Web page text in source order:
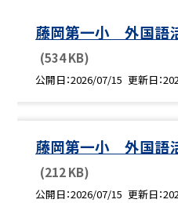
藤岡第一小 外国語
(534 KB)
公開日 2026/07/15 更新日
藤岡第一小 外国語
(212 KB)
公開日 2026/07/15 更新日